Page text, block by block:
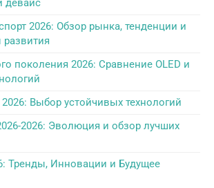
девайс
2026: Обзор рынка, тенденции и
поколения 2026: Сравнение OLED и
Выбор устойчивых технологий
2026: Эволюция и обзор лучших
Тренды, Инновации и Будущее